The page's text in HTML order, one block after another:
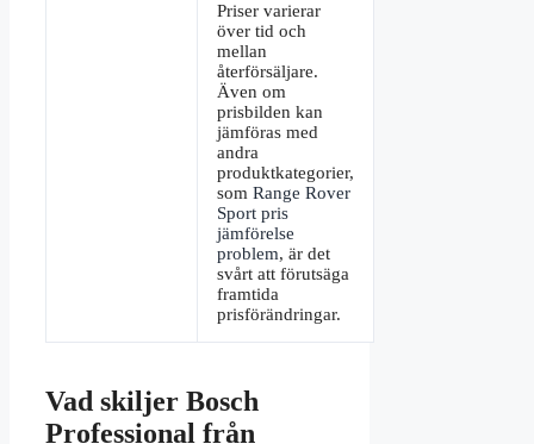
Priser varierar
över tid och
mellan
återförsäljare.
Även om
prisbilden kan
jämföras med
andra
produktkategorier,
som Range Rover
Sport pris
jämförelse
problem, är det
svårt att förutsäga
framtida
prisförändringar.
Vad skiljer Bosch
Professional från